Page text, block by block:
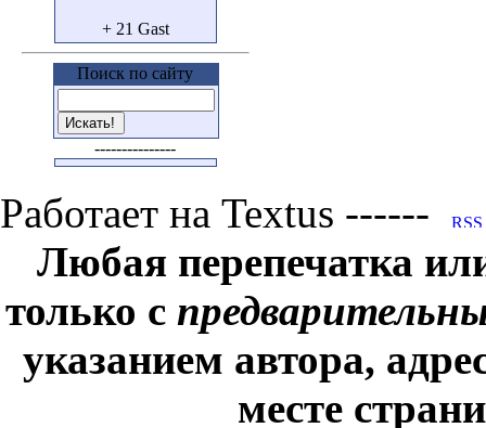
+ 21 Gast
Поиск по сайту
---------------
Работает на Textus ------
Любая перепечатка
только с
указанием автора,
месте